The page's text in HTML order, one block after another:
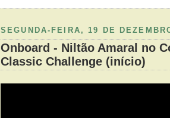
SEGUNDA-FEIRA, 19 DE
Onboard - Niltão Amaral no
Classic Challenge (início)